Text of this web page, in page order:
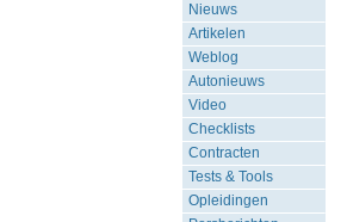
Nieuws
Artikelen
Weblog
Autonieuws
Video
Checklists
Contracten
Tests & Tools
Opleidingen